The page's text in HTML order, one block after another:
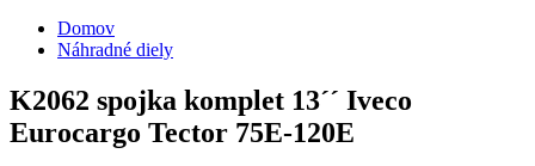
Domov
Náhradné diely
K2062 spojka komplet 13´´ Iveco
Eurocargo Tector 75E-120E